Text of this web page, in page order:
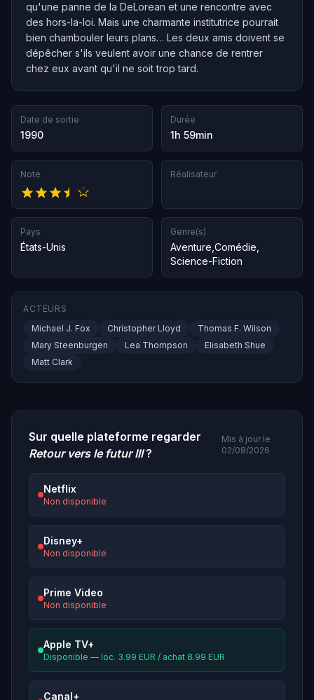
qu'une panne de la DeLorean et une rencontre avec
des hors-la-loi. Mais une charmante institutrice pourrait
bien chambouler leurs plans… Les deux amis doivent se
dépêcher s'ils veulent avoir une chance de rentrer
chez eux avant qu'il ne soit trop tard.
Date de sortie
1990
Durée
1h 59min
Note Réalisateur
Pays
États-Unis
Genre(s)
Aventure Comédie
Science-Fiction
ACTEURS
Michael J. Fox
Christopher Lloyd
Thomas F. Wilson
Mary Steenburgen
Lea Thompson
Elisabeth Shue
Matt Clark
Sur quelle plateforme regarder
Retour vers le futur III?
Mis à jour le
02/08/2026
Netflix
Non disponible
Disney+
Non disponible
Prime Video
Non disponible
Apple TV+
Disponible — loc. 3.99 EUR / achat 8.99 EUR
Canal+